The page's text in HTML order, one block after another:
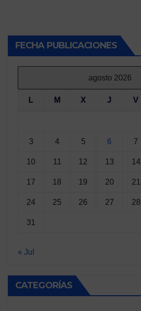
FECHA PUBLICACIONES
agosto 2026
L M X J V
3 4 5 6 7
10 11 12 13 14
17 18 19 20 21
24 25 26 27 28
31
« Jul
CATEGORÍAS